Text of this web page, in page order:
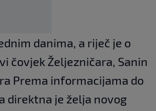
danima, a riječ je o
čovjek Željezničara, Sanin
Prema informacijama do
direktna je želja novog